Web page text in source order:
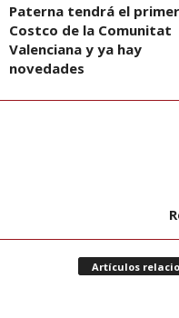
Paterna tendrá el primer
Costco de la Comunitat
Valenciana y ya hay
novedades
Artículos